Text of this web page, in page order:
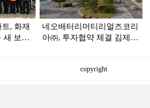
, 화재
새 보금
네오배터리머티리얼즈코리
아㈜, 투자협약 체결 김제
산거점 구축copyright